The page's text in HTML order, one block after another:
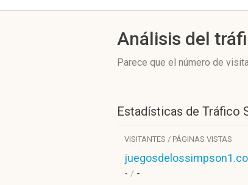
Análisis del
Parece que el número de
Estadísticas de Tráfico
VISITANTES / PÁGINAS VISTAS
- / -